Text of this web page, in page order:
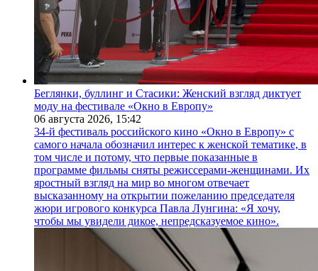
Беглянки, буллинг и Стасики: Женский взгляд диктует
моду на фестивале «Окно в Европу»
06 августа 2026, 15:42
34-й фестиваль российского кино «Окно в Европу» с
самого начала обозначил интерес к женской тематике, в
том числе и потому, что первые показанные в
программе фильмы сняты режиссерами-женщинами. Их
яростный взгляд на мир во многом отвечает
высказанному на открытии пожеланию председателя
жюри игрового конкурса Павла Лунгина: «Я хочу,
чтобы мы увидели дикое, непредсказуемое кино».